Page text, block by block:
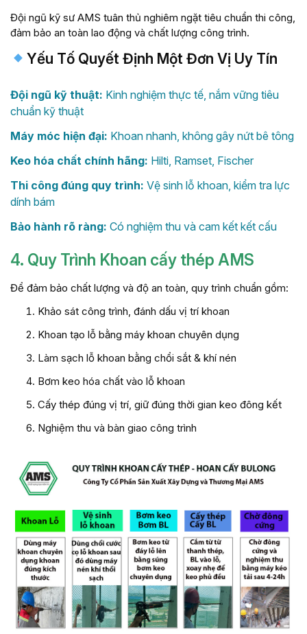
Đội ngũ kỹ sư AMS tuân thủ nghiêm ngặt tiêu chuẩn thi công,
đảm bảo an toàn lao động và chất lượng công trình.
Yếu Tố Quyết Định Một Đơn Vị Uy Tín
Đội ngũ kỹ thuật: Kinh nghiệm thực tế, nắm vững tiêu
chuẩn kỹ thuật
Máy móc hiện đại: Khoan nhanh, không gây nứt bê tông
Keo hóa chất chính hãng: Hilti, Ramset, Fischer
Thi công đúng quy trình: Vệ sinh lỗ khoan, kiểm tra lực
dính bám
Bảo hành rõ ràng: Có nghiệm thu và cam kết kết cấu
4. Quy Trình Khoan cấy thép AMS
Để đảm bảo chất lượng và độ an toàn, quy trình chuẩn gồm:
Khảo sát công trình, đánh dấu vị trí khoan
Khoan tạo lỗ bằng máy khoan chuyên dụng
Làm sạch lỗ khoan bằng chổi sắt & khí nén
Bơm keo hóa chất vào lỗ khoan
Cấy thép đúng vị trí, giữ đúng thời gian keo đông kết
Nghiệm thu và bàn giao công trình